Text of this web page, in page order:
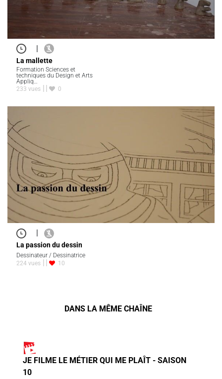
|
La mallette
Formation Sciences et
techniques du Design et Arts
Appliq…
233 vues
0
|
La passion du dessin
Dessinateur / Dessinatrice
224 vues
10
DANS LA MÊME CHAÎNE
JE FILME LE MÉTIER QUI ME PLAÎT - SAISON
10